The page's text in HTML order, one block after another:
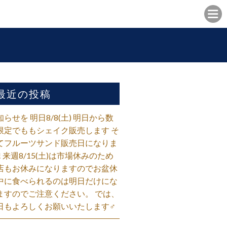
近の投稿
らせを 明日8/8(土) 明日から数
定でももシェイク販売します そ
フルーツサンド販売日になりま
来週8/15(土)は市場休みのため
もお休みになりますのでお盆休
に食べられるのは明日だけにな
すのでご注意ください。 では、
もよろしくお願いいたします‍♂️